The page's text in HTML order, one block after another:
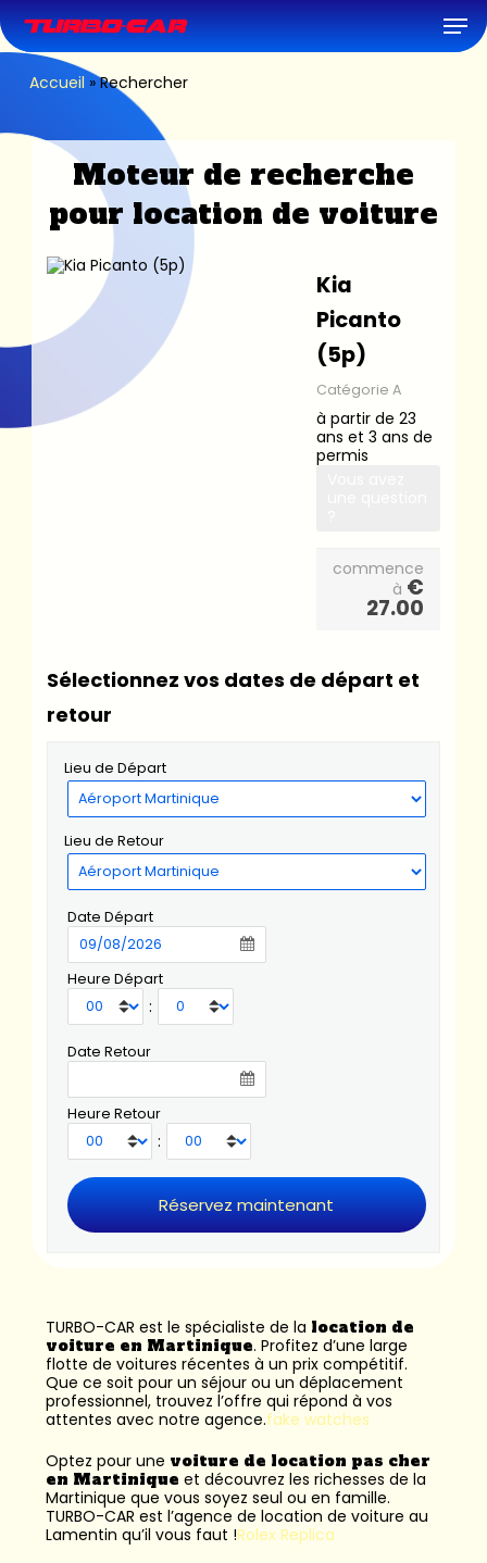
to
main
content
Accueil »Rechercher
Moteur de recherche
pour location de voiture
Kia
Picanto
(5p)
Catégorie A
à partir de 23
ans et 3 ans de
permis
commence
à €
27.00
Sélectionnez vos dates de départ et
retour
Lieu de Départ
Lieu de Retour
Date Départ
Heure Départ
:
Date Retour
Heure Retour
:
TURBO-CAR est le spécialiste de la location de
voiture en Martinique. Profitez d’une large
flotte de voitures récentes à un prix compétitif.
Que ce soit pour un séjour ou un déplacement
professionnel, trouvez l’offre qui répond à vos
attentes avec notre agence.fake watches
Optez pour une voiture de location pas cher
en Martinique et découvrez les richesses de la
Martinique que vous soyez seul ou en famille.
TURBO-CAR est l’agence de location de voiture au
Lamentin qu’il vous faut !Rolex Replica